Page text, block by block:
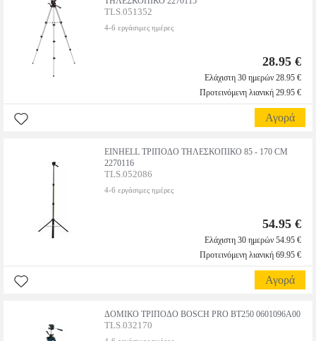
TLS.051352
4-6 εργάσιμες ημέρες
28.95 €
Ελάχιστη 30 ημερών 28.95 €
Προτεινόμενη λιανική 29.95 €
Αγορά
EINHELL ΤΡΙΠΟΔΟ ΤΗΛΕΣΚΟΠΙΚΟ 85 - 170 CM
2270116
TLS.052086
4-6 εργάσιμες ημέρες
54.95 €
Ελάχιστη 30 ημερών 54.95 €
Προτεινόμενη λιανική 69.95 €
Αγορά
ΔΟΜΙΚΟ ΤΡΙΠΟΔΟ BOSCH PRO BT250 0601096A00
TLS.032170